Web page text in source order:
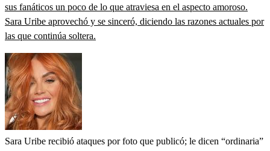
sus fanáticos un poco de lo que atraviesa en el aspecto amoroso.
Sara Uribe aprovechó y se sinceró, diciendo las razones actuales por
las que continúa soltera.
Sara Uribe recibió ataques por foto que publicó; le dicen “ordinaria”